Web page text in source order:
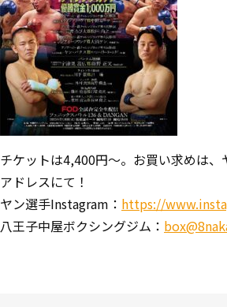
チケットは4,400円〜。お買い求めは
アドレスにて！
ヤン選手Instagram： https://
八王子中屋ボクシングジム：